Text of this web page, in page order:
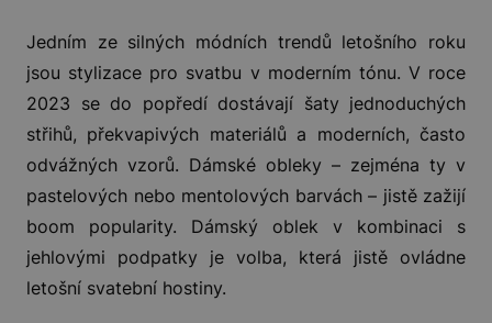
Jedním ze silných módních trendů letošního roku
jsou stylizace pro svatbu v moderním tónu. V roce
2023 se do popředí dostávají šaty jednoduchých
střihů, překvapivých materiálů a moderních, často
odvážných vzorů. Dámské obleky – zejména ty v
pastelových nebo mentolových barvách – jistě zažijí
boom popularity. Dámský oblek v kombinaci s
jehlovými podpatky je volba, která jistě ovládne
letošní svatební hostiny.